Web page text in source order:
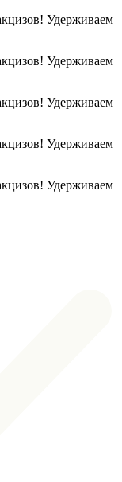
Удерживаем
Удерживаем
Удерживаем
Удерживаем
Удерживаем